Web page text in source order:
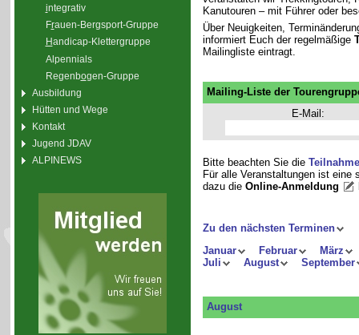
integrativ
Frauen-Bergsport-Gruppe
Handicap-Klettergruppe
Alpennials
Regenbogen-Gruppe
Ausbildung
Hütten und Wege
Kontakt
Jugend JDAV
ALPINEWS
Kanutouren – mit Führer oder
Über Neuigkeiten,
informiert Euch der regelmäßige
Mailingliste eintragt.
Mailing-Liste der
E-Mail:
Bitte beachten Sie die
Für alle Veranstaltungen ist
dazu die Online-Anmeldung
Zu den nächsten Terminen
Januar
Februar
März
Juli
August September
August